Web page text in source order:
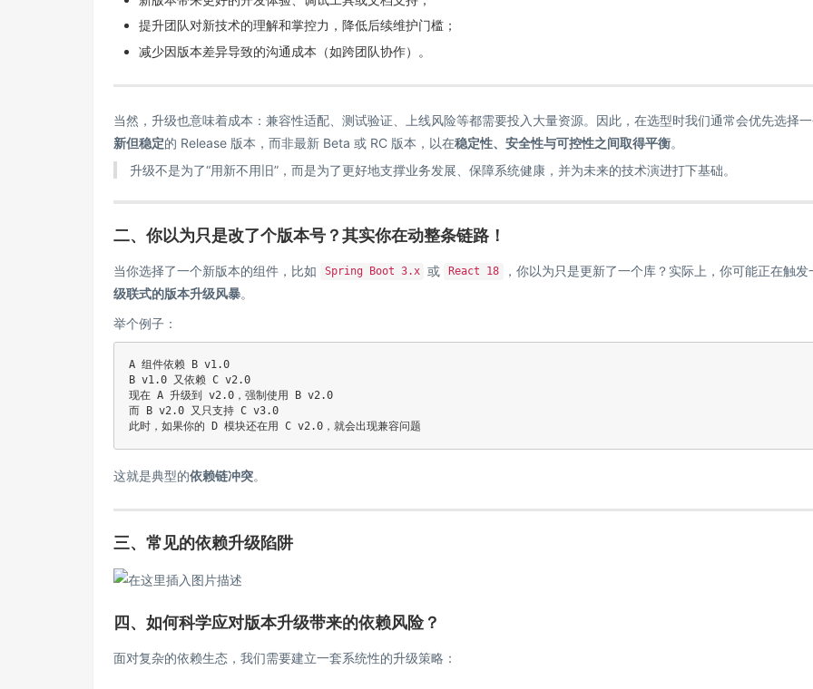
提升团队对新技术的理解和掌控力，降低后续维护门槛；
减少因版本差异导致的沟通成本（如跨团队协作）。
当然，升级也意味着成本：兼容性适配、测试验证、上线风险等都需要投入大量资源。因此，在选型时我们通常会优先选择
新但稳定的 Release 版本，而非最新 Beta 或 RC 版本，以在稳定性、安全性与可控性之间取得平衡。
升级不是为了“用新不用旧”，而是为了更好地支撑业务发展、保障系统健康，并为未来的技术演进打下基础。
二、你以为只是改了个版本号？其实你在动整条链路！
当你选择了一个新版本的组件，比如 Spring Boot 3.x 或 React 18
，你以为只是更新了一个库？实际上，你可能正在触发
级联式的版本升级风暴。
举个例子：
A 组件依赖 B v1.0
B v1.0 又依赖 C v2.0
现在 A 升级到 v2.0，强制使用 B v2.0
而 B v2.0 又只支持 C v3.0
这就是典型的依赖链冲突。
三、常见的依赖升级陷阱
四、如何科学应对版本升级带来的依赖风险？
面对复杂的依赖生态，我们需要建立一套系统性的升级策略：